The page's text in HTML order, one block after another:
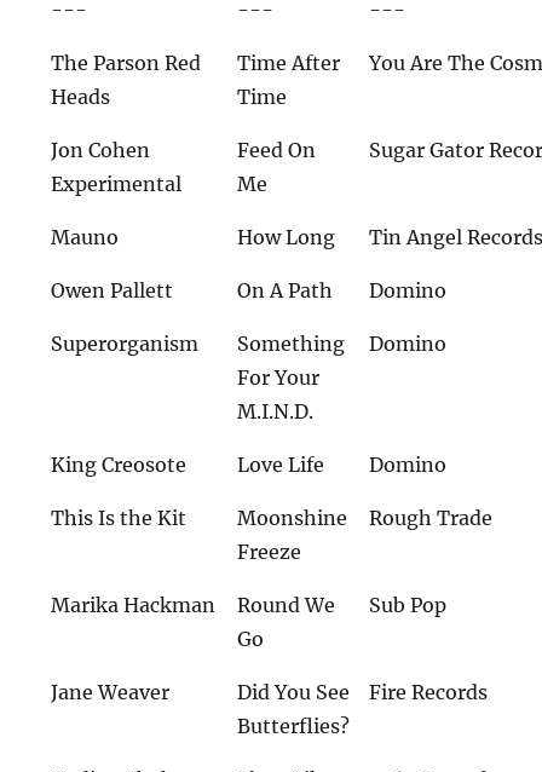
--- --- ---
The Parson Red
Heads
Time After
Time
You Are The
Jon Cohen
Experimental
Feed On
Me
Sugar Gator
Mauno How Long Tin Angel
Owen Pallett On A Path Domino
Superorganism
Something
For Your
M.I.N.D.
Domino
King Creosote Love Life Domino
This Is the Kit
Moonshine
Freeze
Rough Trade
Marika Hackman
Round We
Go
Sub Pop
Jane Weaver
Did You See
Butterflies?
Fire Records